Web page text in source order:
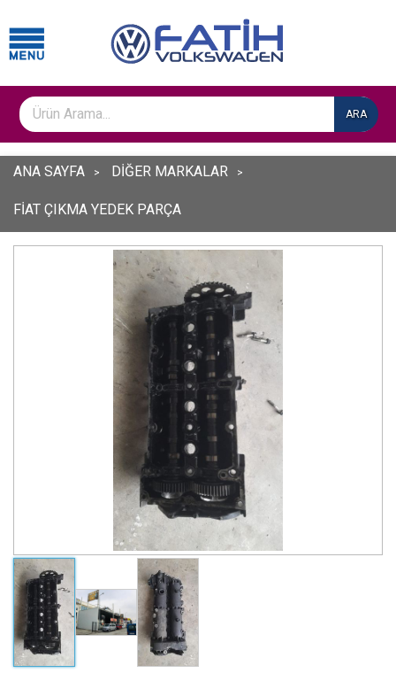
ARA
ANA SAYFA DİĞER MARKALAR
FİAT ÇIKMA YEDEK PARÇA